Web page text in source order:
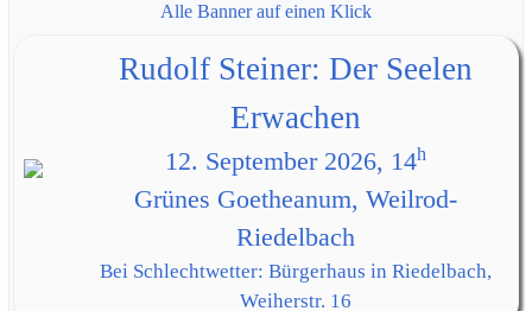
Alle Banner auf einen Klick
Rudolf Steiner: Der Seelen
Erwachen
12. September 2026, 14h
Grünes Goetheanum, Weilrod-
Riedelbach
Bei Schlechtwetter: Bürgerhaus in Riedelbach,
Weiherstr. 16